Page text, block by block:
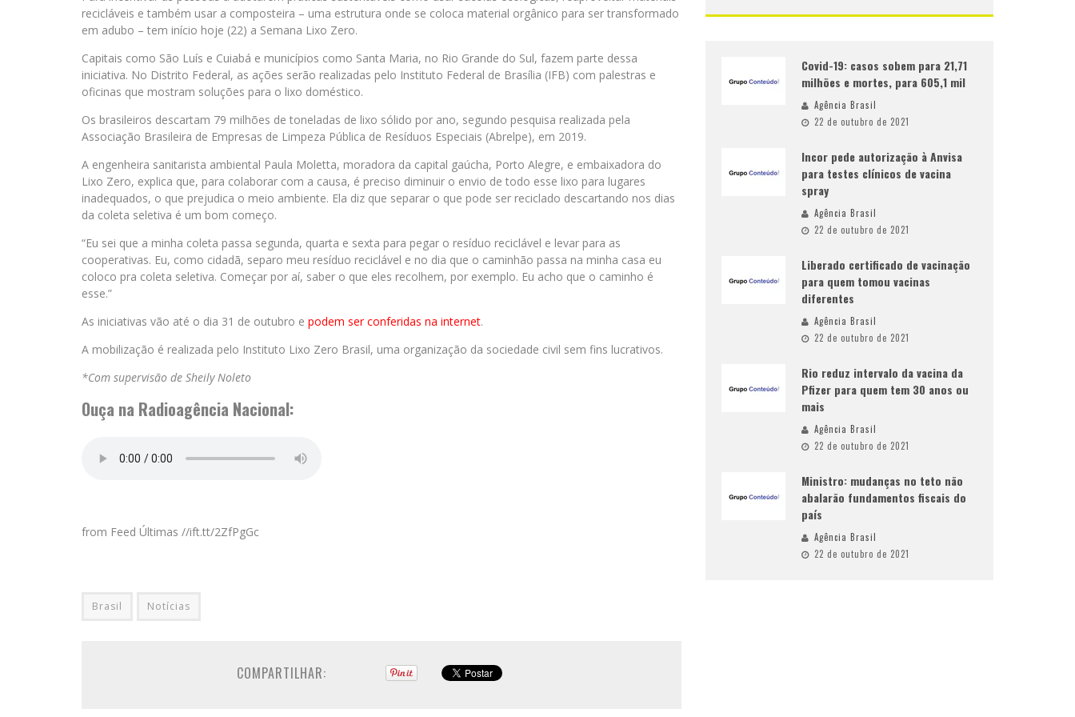
recicláveis e também usar a composteira – uma estrutura onde se coloca material orgânico para ser transformado
em adubo – tem início hoje (22) a Semana Lixo Zero.
Capitais como São Luís e Cuiabá e municípios como Santa Maria, no Rio Grande do Sul, fazem parte dessa
iniciativa. No Distrito Federal, as ações serão realizadas pelo Instituto Federal de Brasília (IFB) com palestras e
oficinas que mostram soluções para o lixo doméstico.
Os brasileiros descartam 79 milhões de toneladas de lixo sólido por ano, segundo pesquisa realizada pela
Associação Brasileira de Empresas de Limpeza Pública de Resíduos Especiais (Abrelpe), em 2019.
A engenheira sanitarista ambiental Paula Moletta, moradora da capital gaúcha, Porto Alegre, e embaixadora do
Lixo Zero, explica que, para colaborar com a causa, é preciso diminuir o envio de todo esse lixo para lugares
inadequados, o que prejudica o meio ambiente. Ela diz que separar o que pode ser reciclado descartando nos dias
da coleta seletiva é um bom começo.
“Eu sei que a minha coleta passa segunda, quarta e sexta para pegar o resíduo reciclável e levar para as
cooperativas. Eu, como cidadã, separo meu resíduo reciclável e no dia que o caminhão passa na minha casa eu
coloco pra coleta seletiva. Começar por aí, saber o que eles recolhem, por exemplo. Eu acho que o caminho é
esse.”
As iniciativas vão até o dia 31 de outubro e podem ser conferidas na internet.
A mobilização é realizada pelo Instituto Lixo Zero Brasil, uma organização da sociedade civil sem fins lucrativos.
*Com supervisão de Sheily Noleto
Ouça na Radioagência Nacional:
from Feed Últimas //ift.tt/2ZfPgGc
Brasil Notícias
COMPARTILHAR:
Covid-19: casos sobem para 21,71
milhões e mortes, para 605,1 mil
Agência Brasil
22 de outubro de 2021
Incor pede autorização à Anvisa
para testes clínicos de vacina
spray
Agência Brasil
22 de outubro de 2021
Liberado certificado de vacinação
para quem tomou vacinas
diferentes
Agência Brasil
22 de outubro de 2021
Rio reduz intervalo da vacina da
Pfizer para quem tem 30 anos ou
mais
Agência Brasil
22 de outubro de 2021
Ministro: mudanças no teto não
abalarão fundamentos fiscais do
país
Agência Brasil
22 de outubro de 2021